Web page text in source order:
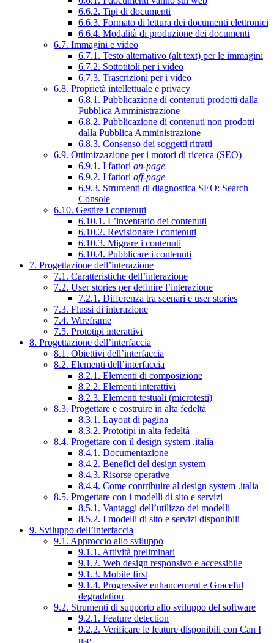
6.6.2. Tipi di documenti
6.6.3. Formato di lettura dei documenti elettronici
6.6.4. Modalità di produzione dei documenti
6.7. Immagini e video
6.7.1. Testo alternativo (alt text) per le immagini
6.7.2. Sottotitoli per i video
6.7.3. Trascrizioni per i video
6.8. Proprietà intellettuale e privacy
6.8.1. Pubblicazione di contenuti prodotti dalla
Pubblica Amministrazione
6.8.2. Pubblicazione di contenuti non prodotti
dalla Pubblica Amministrazione
6.8.3. Consenso dei soggetti ritratti
6.9. Ottimizzazione per i motori di ricerca (SEO)
6.9.1. I fattori on-page
6.9.2. I fattori off-page
6.9.3. Strumenti di diagnostica SEO: Search
Console
6.10. Gestire i contenuti
6.10.1. L’inventario dei contenuti
6.10.2. Revisionare i contenuti
6.10.3. Migrare i contenuti
6.10.4. Pubblicare i contenuti
7. Progettazione dell’interazione
7.1. Caratteristiche dell’interazione
7.2. User stories per definire l’interazione
7.2.1. Differenza tra scenari e user stories
7.3. Flussi di interazione
7.4. Wireframe
7.5. Prototipi interattivi
8. Progettazione dell’interfaccia
8.1. Obiettivi dell’interfaccia
8.2. Elementi dell’interfaccia
8.2.1. Elementi di composizione
8.2.2. Elementi interattivi
8.2.3. Elementi testuali (microtesti)
8.3. Progettare e costruire in alta fedeltà
8.3.1. Layout di pagina
8.3.2. Prototipi in alta fedeltà
8.4. Progettare con il design system .italia
8.4.1. Documentazione
8.4.2. Benefici del design system
8.4.3. Risorse operative
8.4.4. Come contribuire al design system .italia
8.5. Progettare con i modelli di sito e servizi
8.5.1. Vantaggi dell’utilizzo dei modelli
8.5.2. I modelli di sito e servizi disponibili
9. Sviluppo dell’interfaccia
9.1. Approccio allo sviluppo
9.1.1. Attività preliminari
9.1.2. Web design responsivo e accessibile
9.1.3. Mobile first
9.1.4. Progressive enhancement e Graceful
degradation
9.2. Strumenti di supporto allo sviluppo del software
9.2.1. Feature detection
9.2.2. Verificare le feature disponibili con Can I
use